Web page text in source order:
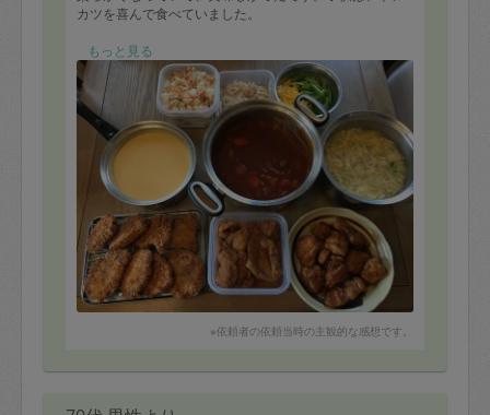
カツを喜んで食べていました。
☆メニュー☆
ちらし寿司
いなり寿司
鶏の照り焼き
サツマイモポタージュ
トンカツ
中華風スープ
ビーフシチュー
もっと見る
※依頼者の依頼当時の主観的な感想です。